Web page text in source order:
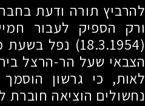
להרביץ תורה ודעת
ורק הספיק לעבור
(18.3.1954)
נפל בשעת
הצבאי שעל הר-הרצל
לאות, כי גרשון
נחשולים הוציאה חוברת